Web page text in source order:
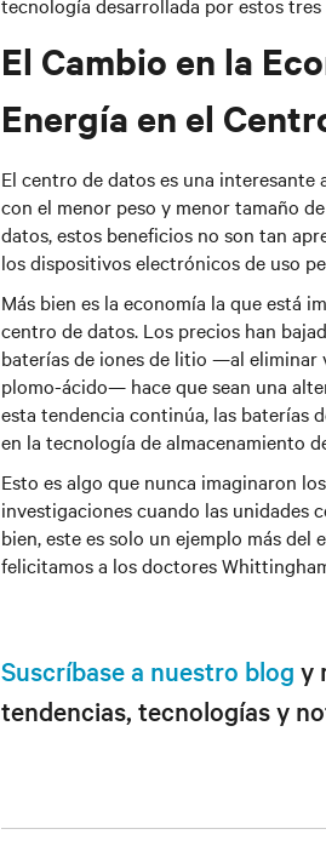
El Cambio en la
Energía en el
El centro de datos es una
con el menor peso y menor tamaño
datos, estos beneficios no son tan
los dispositivos electrónicos de uso
Más bien es la economía la que está
centro de datos. Los precios han
baterías de iones de litio —al eliminar
plomo-ácido— hace que sean una
esta tendencia continúa, las baterías
en la tecnología de almacenamiento
Esto es algo que nunca imaginaron
investigaciones cuando las unidades
bien, este es solo un ejemplo más
felicitamos a los doctores
Suscríbase a nuestro blog y
tendencias, tecnologías y